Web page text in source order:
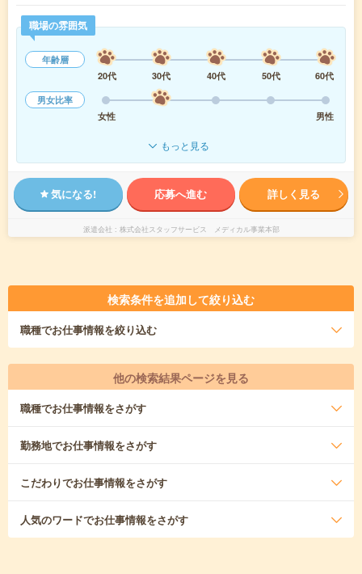
職場の雰囲気
年齢層
20代
30代 40代 50代
60代
男女比率
女性
男性
もっと見る
気になる! 応募へ進む 詳しく見る
派遣会社 株式会社スタッフサービス メディカル事業本部
検索条件を追加して絞り込む
職種でお仕事情報を絞り込む
他の検索結果ページを見る
職種でお仕事情報をさがす
勤務地でお仕事情報をさがす
こだわりでお仕事情報をさがす
人気のワードでお仕事情報をさがす